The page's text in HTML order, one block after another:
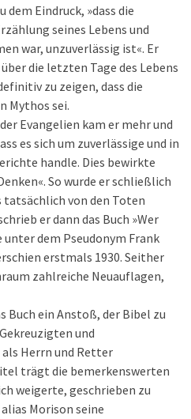
Eindruck, »dass die
seines Lebens und
war, unzuverlässig ist«. Er
die letzten Tage des Lebens
zu zeigen, dass die
Mythos sei.
Evangelien kam er mehr und
es sich um zuverlässige und in
handle. Dies bewirkte
So wurde er schließlich
tatsächlich von den Toten
er dann das Buch »Wer
unter dem Pseudonym Frank
erstmals 1930. Seither
zahlreiche Neuauflagen,
Buch ein Anstoß, der Bibel zu
und
Herrn und Retter
trägt die bemerkenswerten
weigerte, geschrieben zu
Morison seine